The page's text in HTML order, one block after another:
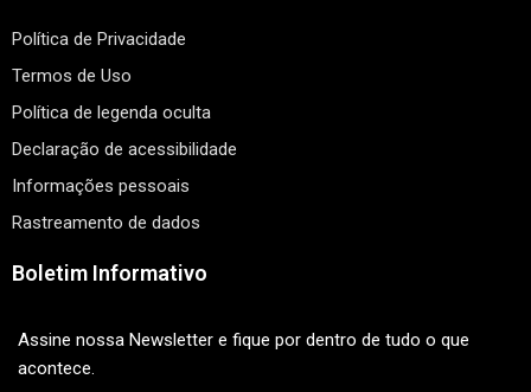
Política de Privacidade
Termos de Uso
Política de legenda oculta
Declaração de acessibilidade
Informações pessoais
Rastreamento de dados
Boletim Informativo
Assine nossa Newsletter e fique por dentro de tudo o que
acontece.